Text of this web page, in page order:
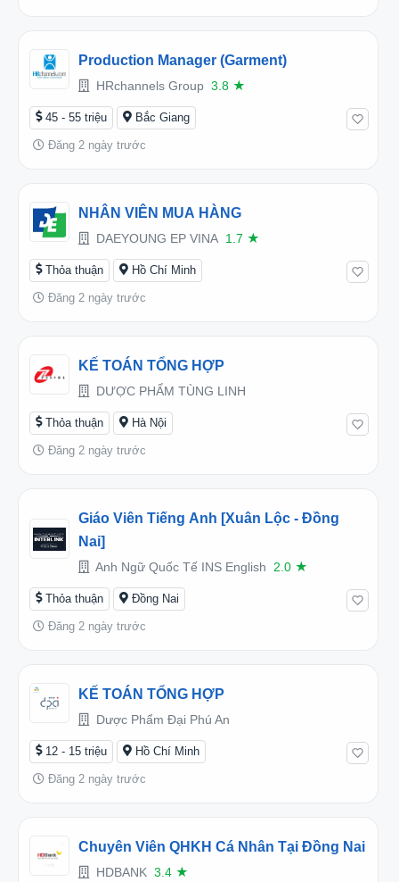
Production Manager (Garment)
HRchannels Group 3.8 ★
45 - 55 triệu Bắc Giang
Đăng 2 ngày trước
NHÂN VIÊN MUA HÀNG
DAEYOUNG EP VINA 1.7 ★
Thỏa thuận Hồ Chí Minh
Đăng 2 ngày trước
KẾ TOÁN TỔNG HỢP
DƯỢC PHẨM TÙNG LINH
Thỏa thuận Hà Nội
Đăng 2 ngày trước
Giáo Viên Tiếng Anh [Xuân Lộc - Đồng
Nai]
Anh Ngữ Quốc Tế INS English 2.0 ★
Thỏa thuận Đồng Nai
Đăng 2 ngày trước
KẾ TOÁN TỔNG HỢP
Dược Phẩm Đại Phú An
12 - 15 triệu Hồ Chí Minh
Đăng 2 ngày trước
Chuyên Viên QHKH Cá Nhân Tại Đồng Nai
HDBANK 3.4 ★